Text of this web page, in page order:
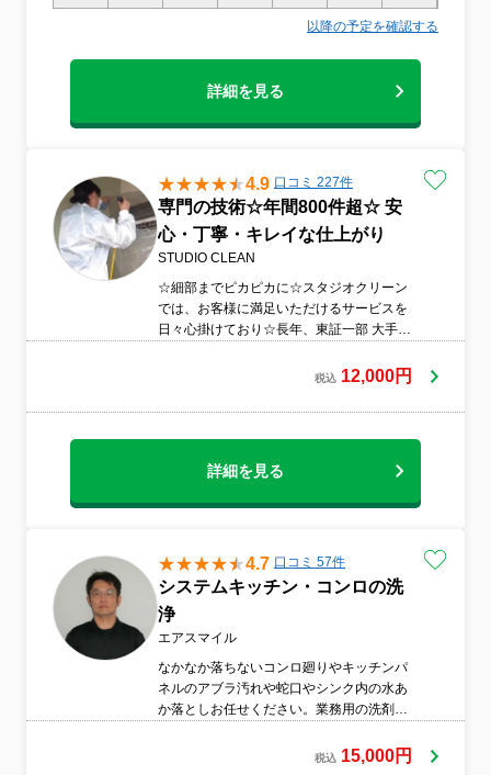
以降の予定を確認する
詳細を見る
4.9 口コミ 227件
専門の技術☆年間800件超☆ 安
心・丁寧・キレイな仕上がり
STUDIO CLEAN
☆細部までピカピカに☆スタジオクリーン
では、お客様に満足いただけるサービスを
日々心掛けており☆長年、東証一部 大手不
周りの細部まで丁寧にお掃除するのはもち
当社は男女すべてハウスクリーニング専門
税込 12,000円
詳細を見る
4.7 口コミ 57件
システムキッチン・コンロの洗
浄
エアスマイル
なかなか落ちないコンロ廻りやキッチンパ
ネルのアブラ汚れや蛇口やシンク内の水あ
か落としお任せください。業務用の洗剤で
リ洗浄します。ピカピカのキッチンでお料
税込 15,000円